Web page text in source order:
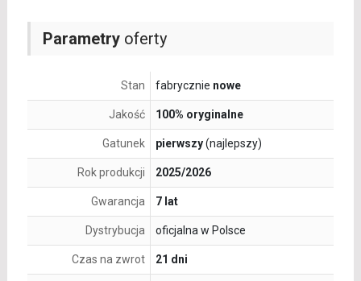
Parametryoferty
Stan fabrycznie nowe
Jakość 100% oryginalne
Gatunek pierwszy(najlepszy)
Rok produkcji 2025/2026
Gwarancja 7 lat
Dystrybucja oficjalna w Polsce
Czas na zwrot 21 dni